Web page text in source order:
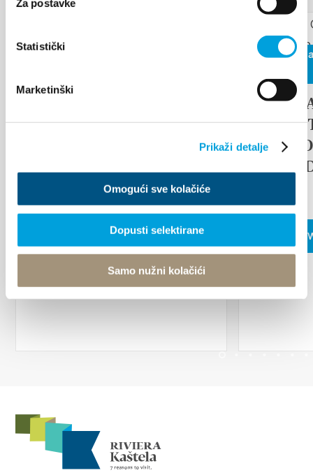
Za postavke
Statistički
Marketinški
Prikaži detalje
Omogući sve kolačiće
Dopusti selektirane
Samo nužni kolačići
17 sierpnia 2026
26
17th
CZYTAJ